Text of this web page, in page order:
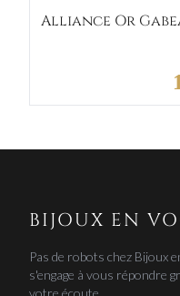
Alliance Or
BIJOUX EN
Pas de robots chez Bijoux
s'engage à vous répondre
votre écoute.